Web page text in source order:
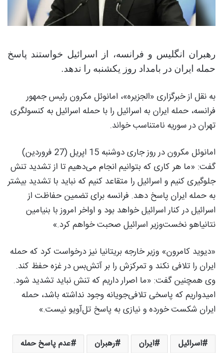
رهبران انگلیس و فرانسه، از اسرائیل خواستند پاسخ
حمله ایران در بامداد روز یکشنبه را ندهد.
به نقل از خبرگزاری «الجزیره»، امانوئل مکرون رئیس جمهور
فرانسه، حمله ایران به اسرائیل را با حمله اسرائیل به کنسولگری
تهران در سوریه نامتناسب خواند.
امانوئل مکرون در روز جاری دوشنبه 15 اپریل (27 فروردین)
گفت: «ما هر کاری که بتوانیم انجام می‌دهیم تا از تشدید تنش
جلوگیری کنیم و اسرائیل را متقاعد کنیم که نباید با تشدید بیشتر
به حمله ایران پاسخ دهد. فرانسه برای تضمین حفاظت از
اسرائیل در کنار اسرائیل خواهد بود و اواخر امروز با بنیامین
نتانیاهو نخست‌وزیر اسرائیل صحبت خواهم کرد.»
«دیوید کامرون» وزیر خارجه بریتانیا نیز درخواست کرد که حمله
ایران را تلافی نکند و تمرکزش را بر آتش‌بس در غزه حفظ کند.
وی همچنین گفت: «ما اصرار داریم که تنش نباید تشدید شود.
امیدواریم که پاسخی تلافی‌جویانه وجود نداشته باشد، حمله
ایران شکست خورده و نیازی به پاسخ تل‌آویو نیست.»
اسرائیل ایران رهبران
عدم پاسخ حمله